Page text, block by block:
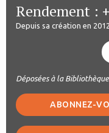
Rendement :
Depuis sa création en 2012
Déposées à la
ABONNEZ-